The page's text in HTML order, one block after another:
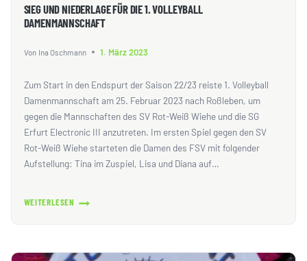
SIEG UND NIEDERLAGE FÜR DIE 1. VOLLEYBALL
DAMENMANNSCHAFT
Von Ina Oschmann 1. März 2023
Zum Start in den Endspurt der Saison 22/23 reiste 1. Volleyball
Damenmannschaft am 25. Februar 2023 nach Roßleben, um
gegen die Mannschaften des SV Rot-Weiß Wiehe und die SG
Erfurt Electronic III anzutreten. Im ersten Spiel gegen den SV
Rot-Weiß Wiehe starteten die Damen des FSV mit folgender
Aufstellung: Tina im Zuspiel, Lisa und Diana auf…
WEITERLESEN
SIEG
FÜR